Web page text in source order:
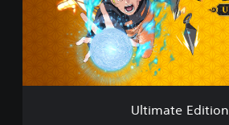
t
Ultimate Edition